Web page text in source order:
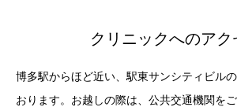
クリニックへのアク
博多駅からほど近い、駅東サンシティビル
おります。お越しの際は、公共交通機関を